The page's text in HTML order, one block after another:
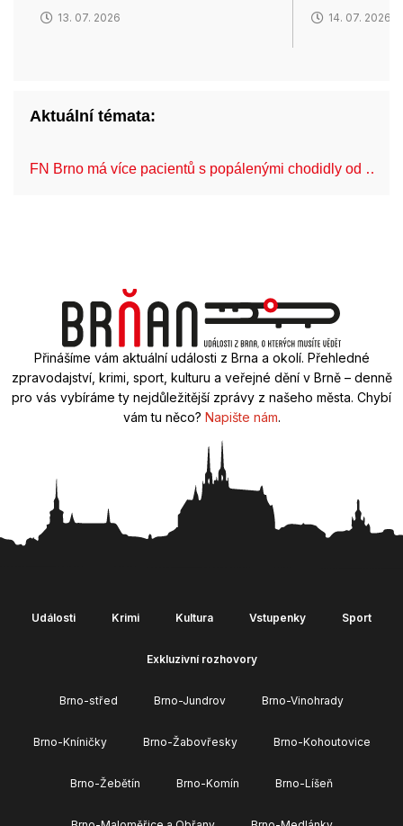
13. 07. 2026 14. 07. 2026
Aktuální témata:
FN Brno má více pacientů s popálenými chodidly od …
Přinášíme vám aktuální události z Brna a okolí. Přehledné
zpravodajství, krimi, sport, kulturu a veřejné dění v Brně – denně
pro vás vybíráme ty nejdůležitější zprávy z našeho města. Chybí
vám tu něco? Napište nám.
Události Krimi Kultura Vstupenky Sport
Exkluzivní rozhovory
Brno-střed Brno-Jundrov Brno-Vinohrady
Brno-Kníničky Brno-Žabovřesky Brno-Kohoutovice
Brno-Žebětín Brno-Komín Brno-Líšeň